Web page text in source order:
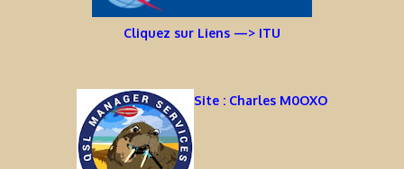
Cliquez sur Liens —> ITU
Site : Charles M0OXO